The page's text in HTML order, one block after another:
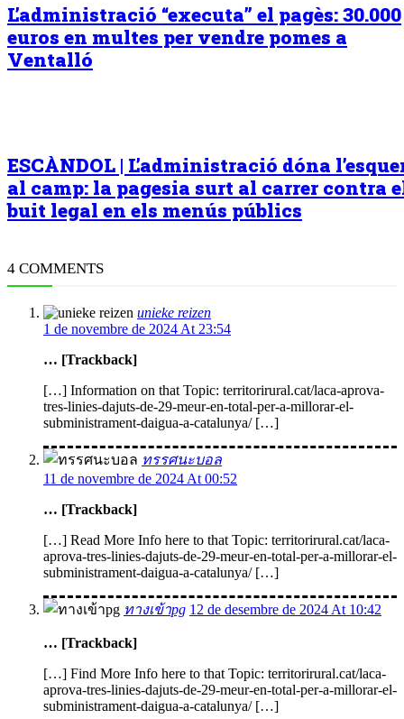
L’administració “executa” el pagès: 30.000
euros en multes per vendre pomes a
Ventalló
ESCÀNDOL | L’administració dóna
al camp: la pagesia surt al carrer contra
buit legal en els menús públics
4 COMMENTS
unieke reizen
1 de novembre de 2024 At 23:54
… [Trackback]
[…] Information on that Topic: territorirural.cat/laca-aprova-
tres-linies-dajuts-de-29-meur-en-total-per-a-millorar-el-
subministrament-daigua-a-catalunya/ […]
ทรรศนะบอล
11 de novembre de 2024 At 00:52
… [Trackback]
[…] Read More Info here to that Topic: territorirural.cat/laca-
aprova-tres-linies-dajuts-de-29-meur-en-total-per-a-millorar-el-
subministrament-daigua-a-catalunya/ […]
ทางเข้าpg 12 de desembre de 2024 At 10:42
… [Trackback]
[…] Find More Info here to that Topic: territorirural.cat/laca-
aprova-tres-linies-dajuts-de-29-meur-en-total-per-a-millorar-el-
subministrament-daigua-a-catalunya/ […]